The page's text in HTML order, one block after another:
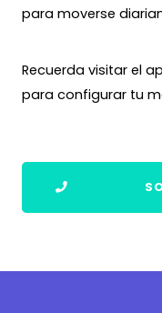
para moverse
Recuerda visitar el
para configurar tu